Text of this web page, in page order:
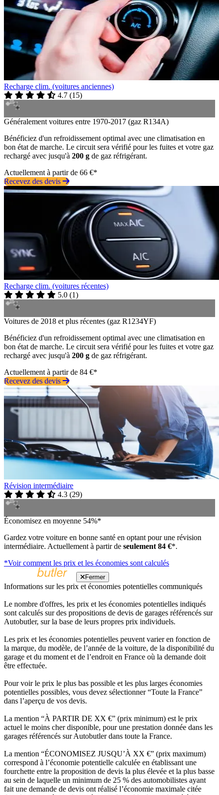
Recharge clim. (voitures anciennes)
4.7 (15)
Généralement voitures entre 1970-2017 (gaz R134A)
Bénéficiez d'un refroidissement optimal avec une climatisation en
bon état de marche. Le circuit sera vérifié pour les fuites et votre gaz
rechargé avec jusqu'à 200 g de gaz réfrigérant.
Actuellement à partir de 66 €*
Recevez des devis
Recharge clim. (voitures récentes)
5.0 (1)
Voitures de 2018 et plus récentes (gaz R1234YF)
Bénéficiez d'un refroidissement optimal avec une climatisation en
bon état de marche. Le circuit sera vérifié pour les fuites et votre gaz
rechargé avec jusqu'à 200 g de gaz réfrigérant.
Actuellement à partir de 84 €*
Recevez des devis
Révision intermédiaire
4.3 (29)
Économisez en moyenne 54%*
Gardez votre voiture en bonne santé en optant pour une révision
intermédiaire. Actuellement à partir de seulement 84 €*.
*Voir comment les prix et les économies sont calculés
Fermer
Informations sur les prix et économies potentielles communiqués
Le nombre d'offres, les prix et les économies potentielles indiqués
sont calculés sur des propositions de devis de garages référencés sur
Autobutler, sur la base de leurs propres prix individuels.
Les prix et les économies potentielles peuvent varier en fonction de
la marque, du modèle, de l’année de la voiture, de la disponibilité du
garage et du moment et de l’endroit en France où la demande doit
être effectuée.
Pour voir le prix le plus bas possible et les plus larges économies
potentielles possibles, vous devez sélectionner “Toute la France”
dans l’aperçu de vos devis.
La mention “À PARTIR DE XX €” (prix minimum) est le prix
actuel le moins cher disponible, pour une prestation donnée dans les
garages référencés sur Autobutler dans toute la France.
La mention “ÉCONOMISEZ JUSQU’À XX €” (prix maximum)
correspond à l’économie potentielle calculée en établissant une
fourchette entre la proposition de devis la plus élevée et la plus basse
au sein de laquelle un minimum de 25 % des automobilistes ayant
fait une demande de devis ont réalisé l’économie maximale citée